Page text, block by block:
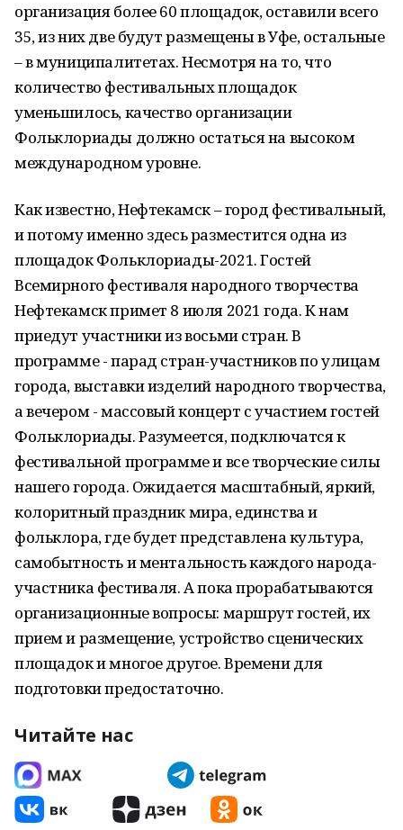
организация более 60 площадок, оставили всего
35, из них две будут размещены в Уфе, остальные
– в муниципалитетах. Несмотря на то, что
количество фестивальных площадок
уменьшилось, качество организации
Фольклориады должно остаться на высоком
международном уровне.
Как известно, Нефтекамск – город фестивальный,
и потому именно здесь разместится одна из
площадок Фольклориады-2021. Гостей
Всемирного фестиваля народного творчества
Нефтекамск примет 8 июля 2021 года. К нам
приедут участники из восьми стран. В
программе - парад стран-участников по улицам
города, выставки изделий народного творчества,
а вечером - массовый концерт с участием гостей
Фольклориады. Разумеется, подключатся к
фестивальной программе и все творческие силы
нашего города. Ожидается масштабный, яркий,
колоритный праздник мира, единства и
фольклора, где будет представлена культура,
самобытность и ментальность каждого народа-
участника фестиваля. А пока прорабатываются
организационные вопросы: маршрут гостей, их
прием и размещение, устройство сценических
площадок и многое другое. Времени для
подготовки предостаточно.
Читайте нас